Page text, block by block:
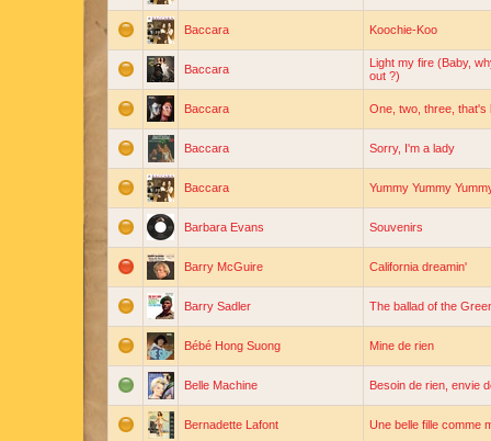
Baccara Koochie-Koo
Baccara
Light my fire (Baby,
out ?)
Baccara One, two, three, that's
Baccara Sorry, I'm a lady
Baccara Yummy Yummy
Barbara Evans Souvenirs
Barry McGuire California dreamin'
Barry Sadler The ballad of the
Bébé Hong Suong Mine de rien
Belle Machine Besoin de rien, envie
Bernadette Lafont Une belle fille comme